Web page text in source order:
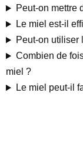
Peut-on mettre
Le miel est-il
Peut-on utiliser
Combien de
miel ?
Le miel peut-il